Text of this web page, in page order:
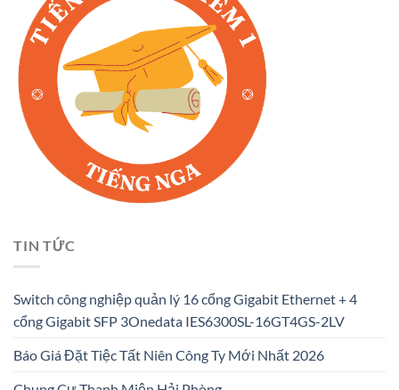
TIN TỨC
Switch công nghiệp quản lý 16 cổng Gigabit Ethernet + 4
cổng Gigabit SFP 3Onedata IES6300SL-16GT4GS-2LV
Báo Giá Đặt Tiệc Tất Niên Công Ty Mới Nhất 2026